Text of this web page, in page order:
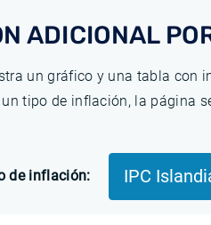
ADICIONAL
un gráfico y una tabla con
tipo de inflación, la página
de inflación: IPC